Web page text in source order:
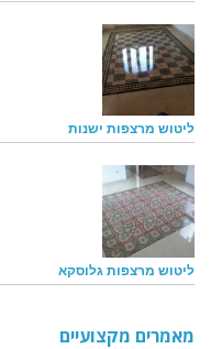
ליטוש מרצפות ישנות
ליטוש מרצפות גלוסקא
מאמרים מקצועיים